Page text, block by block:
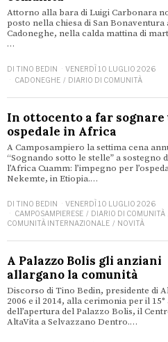
Attorno alla bara di Luigi Carbonara
posto nella chiesa di San Bonaventura
Cadoneghe, nella calda mattina di
…
DI TINO BEDIN
VENERDÌ 10 LUGLIO 2026
CADONEGHE / DIARIO DI COMUNITÀ
In ottocento a far sognare
ospedale in Africa
A Camposampiero la settima cena
“Sognando sotto le stelle” a sostegno
l’Africa Cuamm: l’impegno per
Nekemte, in Etiopia.…
DI TINO BEDIN
VENERDÌ 10 LUGLIO 2026
CAMPOSAMPIERESE / DIARIO DI COMUNITÀ
COMUNITÀ INTERNAZIONALE / NOVITÀ
A Palazzo Bolis gli anziani
allargano la comunità
Discorso di Tino Bedin, presidente di
2006 e il 2014, alla cerimonia per il
dell’apertura del Palazzo Bolis, il
AltaVita a Selvazzano Dentro.…